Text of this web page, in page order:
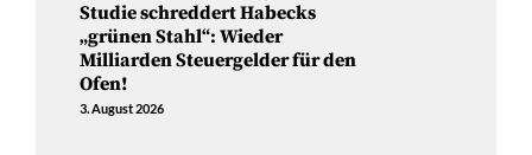
Studie schreddert Habecks
„grünen Stahl“: Wieder
Milliarden Steuergelder für den
Ofen!
3. August 2026